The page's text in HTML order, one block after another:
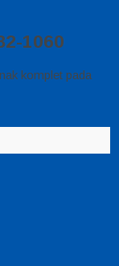
1060
komplet pada